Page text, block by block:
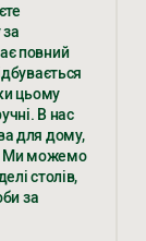
повний
цьому
В нас
для дому,
Ми можемо
столів,
за